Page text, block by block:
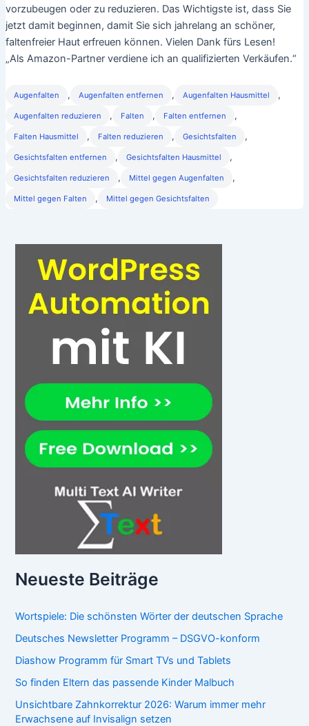
vorzubeugen oder zu reduzieren. Das Wichtigste ist, dass Sie
jetzt damit beginnen, damit Sie sich jahrelang an schöner,
faltenfreier Haut erfreuen können. Vielen Dank fürs Lesen!
„Als Amazon-Partner verdiene ich an qualifizierten Verkäufen.“
Augenfalten , Augenfalten entfernen , Augenfalten Hausmittel ,
Augenfalten reduzieren , Falten , Falten entfernen ,
Falten Hausmittel , Falten reduzieren , Gesichtsfalten ,
Gesichtsfalten entfernen , Gesichtsfalten Hausmittel ,
Gesichtsfalten reduzieren , Mittel gegen Augenfalten ,
Mittel gegen Falten , Mittel gegen Gesichtsfalten
Neueste Beiträge
Wortspiele: Die schönsten Wörter der deutschen Sprache
Deutsches Newsletter Programm – DSGVO-konform
Diashow Programm für Smart TVs und Tablets
So finden Eltern das passende Kinder Malbuch
Unsichtbare Zahnkorrektur 2026: Warum immer mehr
Erwachsene auf Invisalign setzen